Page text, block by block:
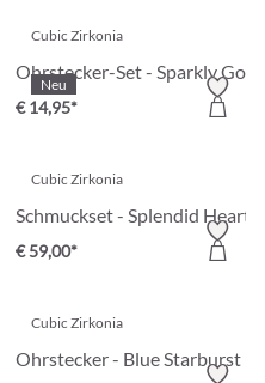
Neu
Cubic Zirkonia
Ohrstecker-Set - Sparkly Gold
€ 14,95*
Cubic Zirkonia
Schmuckset - Splendid Hearts
€ 59,00*
Cubic Zirkonia
Ohrstecker - Blue Starburst